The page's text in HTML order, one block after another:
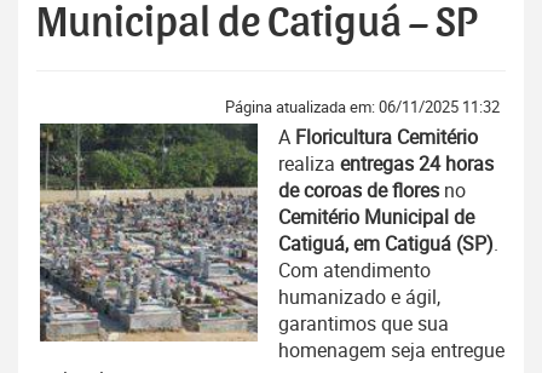
Municipal de Catiguá – SP
Página atualizada em: 06/11/2025 11:32
A Floricultura Cemitério
realiza entregas 24 horas
de coroas de flores no
Cemitério Municipal de
Catiguá, em Catiguá (SP).
Com atendimento
humanizado e ágil,
garantimos que sua
homenagem seja entregue